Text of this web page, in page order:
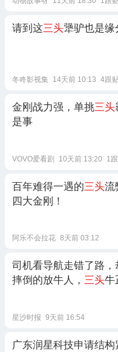
请到这三头犟驴也是缘
冬咚影视集 14天前 10:13 4跟
金刚战力强，单挑三头
是事
VOVO爱看剧 10天前 13:20 1
百年难得一遇的三头流
四大金刚！
阿乐不会拉花 8天前 03:12
司机看导航走错了路，
摔倒的放牛人， 三头牛
星沙时报 9天前 16:54
广东润星科技申请结构